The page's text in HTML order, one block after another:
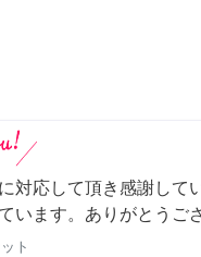
対応して頂き感謝して
います。ありがとうご
ト